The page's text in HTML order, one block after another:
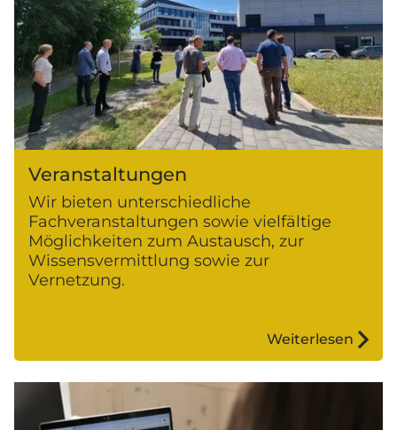
Veranstaltungen
Wir bieten unterschiedliche
Fachveranstaltungen sowie vielfältige
Möglichkeiten zum Austausch, zur
Wissensvermittlung sowie zur
Vernetzung.
Weiterlesen